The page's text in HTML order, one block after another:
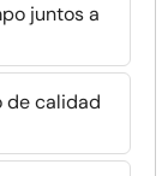
juntos a
de calidad